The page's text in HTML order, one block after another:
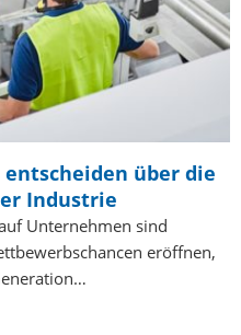
entscheiden über die
Industrie
Unternehmen sind
eröffnen,